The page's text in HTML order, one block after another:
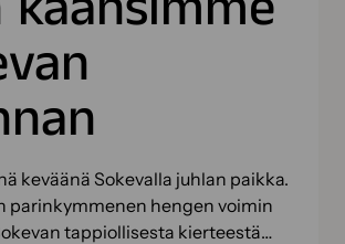
keväänä Sokevalla juhlan paikka.
parinkymmenen hengen voimin
tappiollisesta kierteestä…